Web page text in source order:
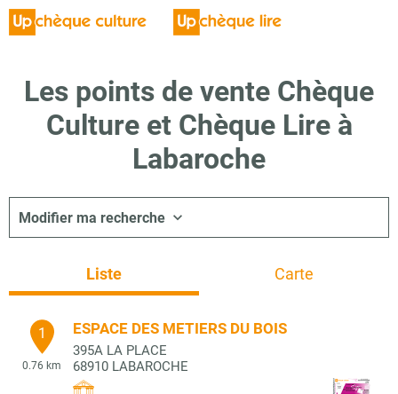
Les points de vente Chèque
Culture et Chèque Lire à
Labaroche
Modifier ma recherche
Liste Carte
1
0.76 km
ESPACE DES METIERS DU BOIS
395A LA PLACE
68910 LABAROCHE